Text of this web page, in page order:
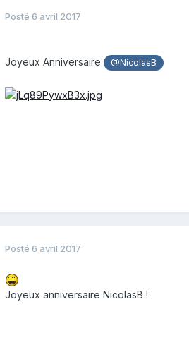
Posté 6 avril 2017
Joyeux Anniversaire @NicolasB
Posté 6 avril 2017
Joyeux anniversaire NicolasB !